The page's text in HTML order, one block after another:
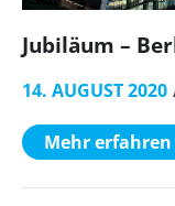
Jubiläum –
14. AUGUST 2020
Mehr erfahren